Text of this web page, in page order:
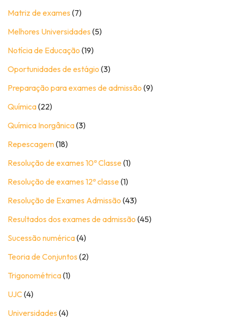
Matriz de exames (7)
Melhores Universidades (5)
Notícia de Educação (19)
Oportunidades de estágio (3)
Preparação para exames de admissão (9)
Química(22)
Química Inorgânica(3)
Repescagem(18)
Resolução de exames 10ª Classe (1)
Resolução de exames 12ª classe (1)
Resolução de Exames Admissão (43)
Resultados dos exames de admissão (45)
Sucessão numérica(4)
Teoria de Conjuntos (2)
Trigonométrica(1)
UJC (4)
Universidades (4)